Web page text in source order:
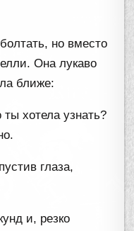
но вместо
Она лукаво
ближе:
хотела узнать?
глаза,
и, резко